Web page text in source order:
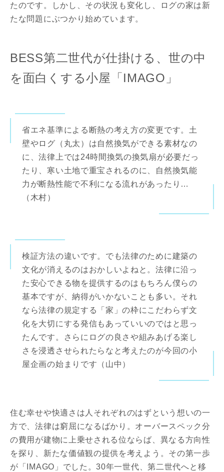
たのです。しかし、その状況も変化し、ログの家は新
たな問題にぶつかり始めています。
BESS第二世代が仕掛ける、世の中
を面白くする小屋「IMAGO」
省エネ基準による断熱の考え方の変更です。土
壁やログ（丸太）は自然換気ができる素材なの
に、法律上では24時間換気の換気扇が必要だっ
たり、寒い土地で重宝されるのに、自然換気能
力が断熱性能で不利になる流れがあったり…
（木村）
検証方法の違いです。でも法律のために建築の
文化が消えるのはおかしいよねと。法律に沿っ
た安心できる物を提供するのはもちろん僕らの
基本ですが、納得がいかないことも多い。それ
なら法律の規定する「家」の枠にこだわらず文
化を大切にする発信もあっていいのではと思っ
たんです。さらにログの良さや組みあげる楽し
さを浸透させられたらなと考えたのが今回の小
屋企画の始まりです（山中）
住む幸せや快適さは人それぞれのはずという想いの一
方で、法律は窮屈になるばかり。オーバースペック分
の費用が建物に上乗せされる位ならば、異なる方向性
を探り、新たな価値観の提供を考えよう。その第一歩
が「IMAGO」でした。30年一世代、第二世代へと移